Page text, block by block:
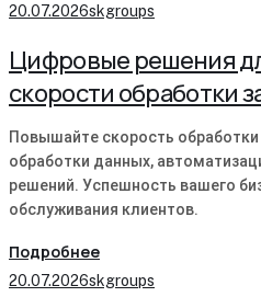
20.07.2026skgroups
Цифровые решения
скорости обработки
Повышайте скорость
обработки данных,
решений. Успешность вашего
обслуживания клиентов.
Подробнее
20.07.2026skgroups